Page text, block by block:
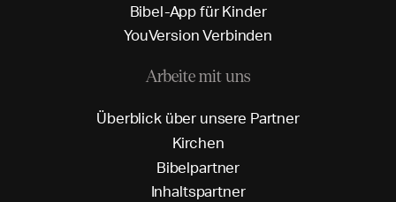
Bibel-Appfür Kinder
YouVersion Verbinden
Arbeite mit uns
Überblick über unsere Partner
Kirchen
Bibelpartner
Inhaltspartner